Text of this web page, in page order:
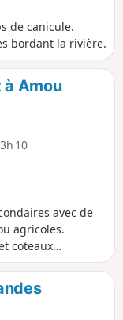
de canicule.
bordant la rivière.
Amou
3h 10
avec de
agricoles.
coteaux